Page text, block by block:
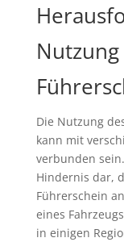
Die Nutzung
kann mit
verbunden
Hindernis dar,
Führerschein
eines
in einigen